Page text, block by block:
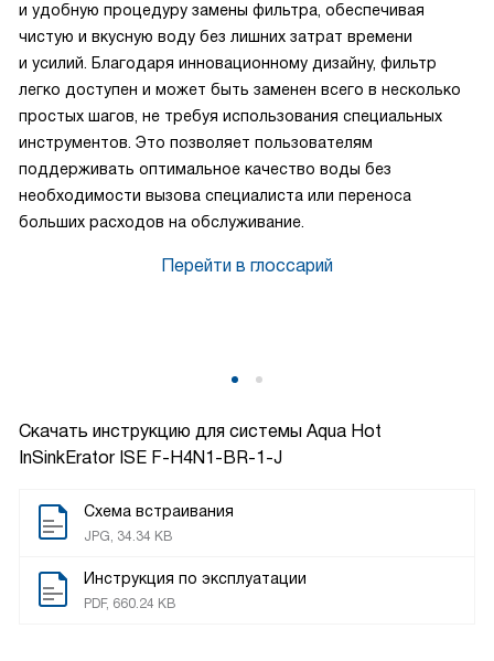
Скачать инструкцию для системы Aqua Hot
InSinkErator ISE F-H4N1-BR-1-J
Схема встраивания
JPG, 34.34 KB
Инструкция по эксплуатации
PDF, 660.24 KB
и удобную процедуру замены фильтра, обеспечивая
чистую и вкусную воду без лишних затрат времени
и усилий. Благодаря инновационному дизайну, фильтр
легко доступен и может быть заменен всего в несколько
простых шагов, не требуя использования специальных
инструментов. Это позволяет пользователям
поддерживать оптимальное качество воды без
необходимости вызова специалиста или переноса
больших расходов на обслуживание.
Перейти в глоссарий